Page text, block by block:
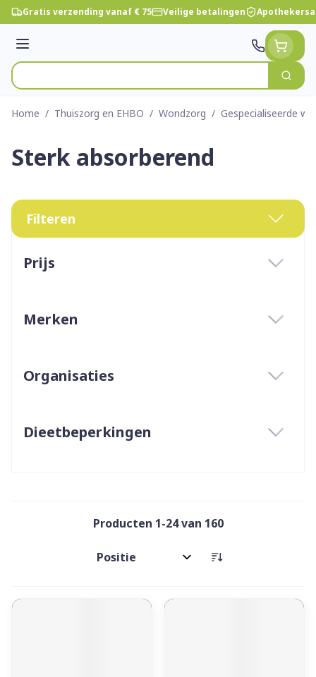
Ga naar de inhoud
Gratis verzending vanaf € 75 Veilige betalingen
Menu
Product, merk, categorie...
Zoek
Home / Thuiszorg en EHBO / Wondzorg / Gespecialiseerde
Sterk absorberend
Filteren
Prijs
Merken
Organisaties
Dieetbeperkingen
Producten 1-24van 160
Sorteer op: